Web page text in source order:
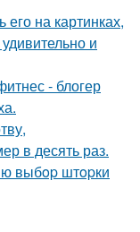
на картинках,
и
- блогер
в десять раз.
выбop штopки